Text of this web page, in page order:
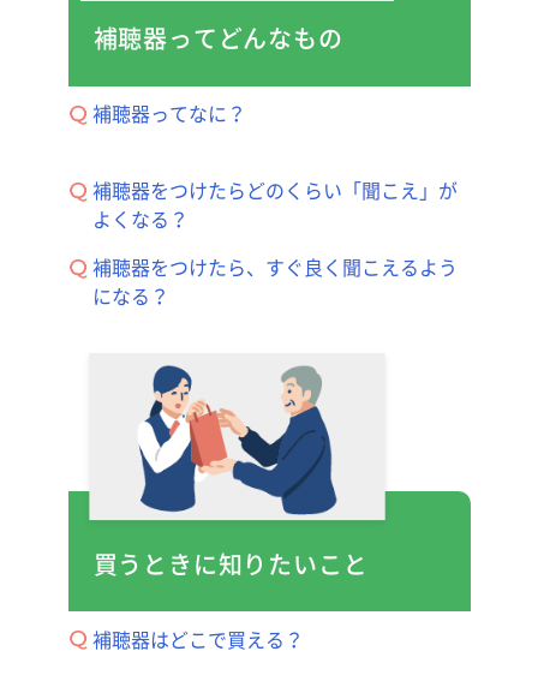
補聴器ってどんなもの
補聴器ってなに？
補聴器をつけたらどのくらい「聞こえ」が
よくなる？
補聴器をつけたら、すぐ良く聞こえるよう
になる？
買うときに知りたいこと
補聴器はどこで買える？